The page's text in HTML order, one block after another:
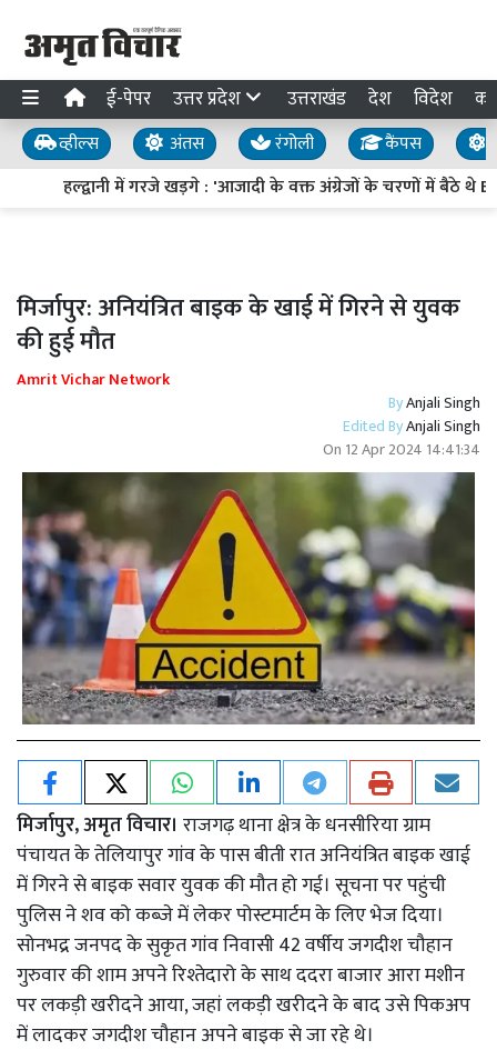
ई-पेपर उत्तर प्रदेश उत्तराखंड देश विदेश
व्हील्स अंतस रंगोली कैंपस
हल्द्वानी में गरजे खड़गे : 'आजादी के वक्त अंग्रेजों के चरणों में बैठे थे
मिर्जापुर: अनियंत्रित बाइक के खाई में गिरने से युवक
की हुई मौत
Amrit Vichar Network
ByAnjali Singh
Edited ByAnjali Singh
On 12 Apr 2024 14:41:34
मिर्जापुर, अमृत विचार। राजगढ़ थाना क्षेत्र के धनसीरिया ग्राम
पंचायत के तेलियापुर गांव के पास बीती रात अनियंत्रित बाइक खाई
में गिरने से बाइक सवार युवक की मौत हो गई। सूचना पर पहुंची
पुलिस ने शव को कब्जे में लेकर पोस्टमार्टम के लिए भेज दिया।
सोनभद्र जनपद के सुकृत गांव निवासी 42 वर्षीय जगदीश चौहान
गुरुवार की शाम अपने रिश्तेदारो के साथ ददरा बाजार आरा मशीन
पर लकड़ी खरीदने आया, जहां लकड़ी खरीदने के बाद उसे पिकअप
में लादकर जगदीश चौहान अपने बाइक से जा रहे थे।